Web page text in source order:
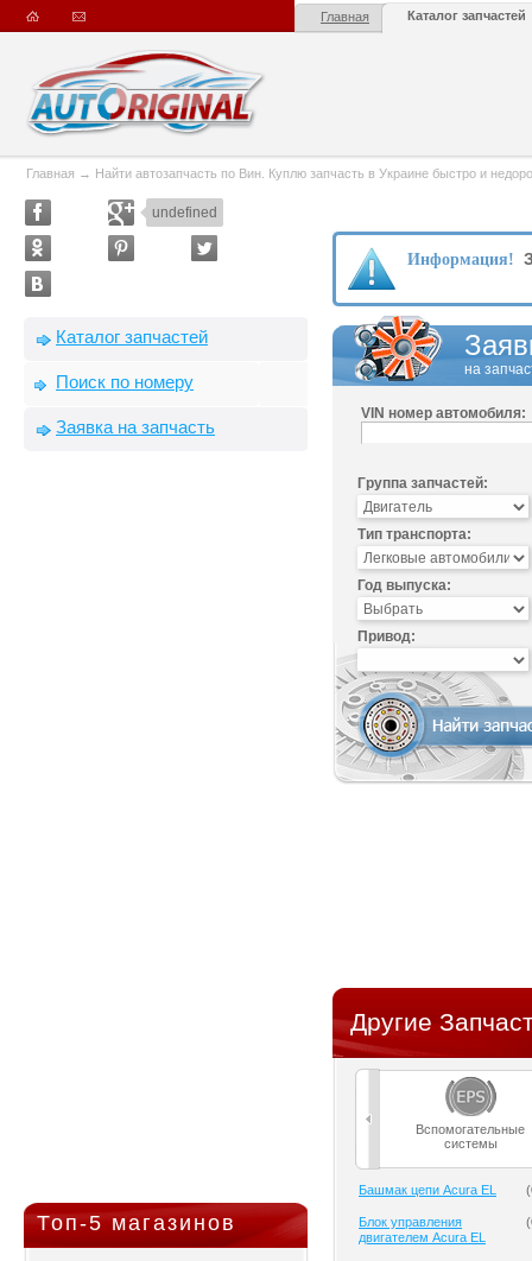
Главная Каталог запчастей
Главная → Найти автозапчасть по Вин. Куплю запчасть в Украине быстро и
undefined
Каталог запчастей
Поиск по номеру
Заявка на запчасть
Топ-5 магазинов
Информация!
на
VIN номер автомобиля:
Группа запчастей:
Тип транспорта:
Год выпуска:
Привод:
Другие
Вспомогательные
системы
Башмак цепи Acura EL (
Блок управления
двигателем Acura EL
(